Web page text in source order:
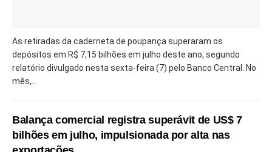
As retiradas da caderneta de poupança superaram os
depósitos em R$ 7,15 bilhões em julho deste ano, segundo
relatório divulgado nesta sexta-feira (7) pelo Banco Central. No
mês,...
Balança comercial registra superávit de US$ 7
bilhões em julho, impulsionada por alta nas